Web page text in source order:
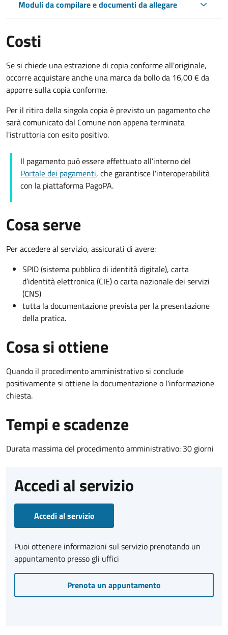
Moduli da compilare e documenti da allegare
Costi
Se si chiede una estrazione di copia conforme all'originale,
occorre acquistare anche una marca da bollo da 16,00 € da
apporre sulla copia conforme.
Per il ritiro della singola copia è previsto un pagamento che
sarà comunicato dal Comune non appena terminata
l'istruttoria con esito positivo.
Il pagamento può essere effettuato all’interno del
Portale dei pagamenti, che garantisce l'interoperabilità
con la piattaforma PagoPA.
Cosa serve
Per accedere al servizio, assicurati di avere:
SPID (sistema pubblico di identità digitale), carta
d’identità elettronica (CIE) o carta nazionale dei servizi
(CNS)
tutta la documentazione prevista per la presentazione
della pratica.
Cosa si ottiene
Quando il procedimento amministrativo si conclude
positivamente si ottiene la documentazione o l'informazione
chiesta.
Tempi e scadenze
Durata massima del procedimento amministrativo: 30 giorni
Accedi al servizio
Accedi al servizio
Puoi ottenere informazioni sul servizio prenotando un
appuntamento presso gli uffici
Prenota un appuntamento